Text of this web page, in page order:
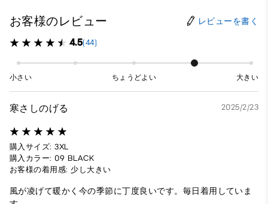
お客様のレビュー レビューを書く
4.5(44)
小さい ちょうどよい 大きい
寒さしのげる 2025/2/23
購入サイズ: 3XL
購入カラー: 09 BLACK
お客様の着用感: 少し大きい
風が凌げて暖かく今の季節に丁度良いです。毎日着用していま